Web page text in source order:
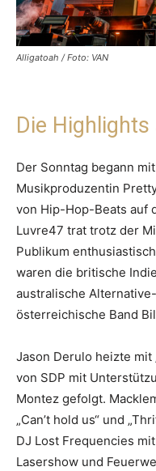
Alligatoah / Foto: VAN
Die
Der Sonntag begann
Musikproduzentin
von Hip-Hop-Beats auf
Luvre47 trat trotz der
Publikum
waren die britische
australische
österreichische Band
Jason Derulo heizte mit
von SDP mit
Montez gefolgt.
„Can’t hold us“ und
DJ Lost Frequencies
Lasershow und